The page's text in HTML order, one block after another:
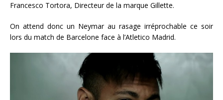
Francesco Tortora, Directeur de la marque Gillette.
On attend donc un Neymar au rasage irréprochable ce soir
lors du match de Barcelone face à l’Atletico Madrid.